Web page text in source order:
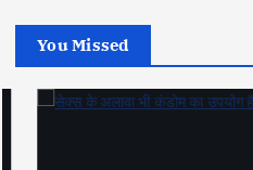
You Missed